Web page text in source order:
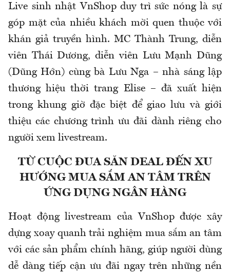
Live sinh nhật VnShop duy trì sức nóng là sự
góp mặt của nhiều khách mời quen thuộc với
khán giả truyền hình. MC Thành Trung, diễn
viên Thái Dương, diễn viên Lưu Mạnh Dũng
(Dũng Hớn) cùng bà Lưu Nga – nhà sáng lập
thương hiệu thời trang Elise – đã xuất hiện
trong khung giờ đặc biệt để giao lưu và giới
thiệu các chương trình ưu đãi dành riêng cho
người xem livestream.
TỪ CUỘC ĐUA SĂN DEAL ĐẾN XU
HƯỚNG MUA SẮM AN TÂM TRÊN
ỨNG DỤNG NGÂN HÀNG
Hoạt động livestream của VnShop được xây
dựng xoay quanh trải nghiệm mua sắm an tâm
với các sản phẩm chính hãng, giúp người dùng
dễ dàng tiếp cận ưu đãi ngay trên những nền